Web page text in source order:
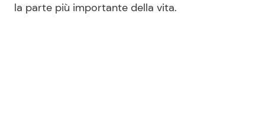
la parte più importante della vita.